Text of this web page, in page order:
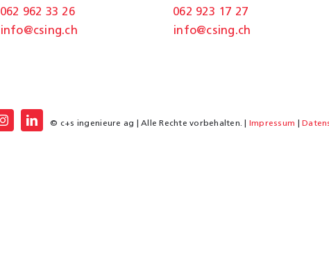
062 962 33 26
info@csing.ch
062 923 17 27
info@csing.ch
© c+s ingenieure ag | Alle Rechte vorbehalten. | Impressum